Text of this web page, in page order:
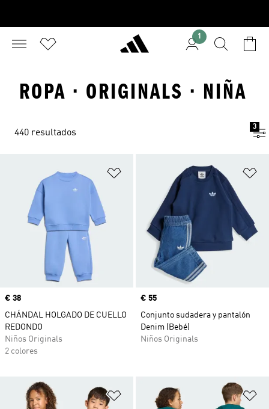
1
ROPA · ORIGINALS · NIÑA
440 resultados
3
Añadir a la lista de deseos
Precio
€ 38
CHÁNDAL HOLGADO DE CUELLO
REDONDO
Niños Originals
2 colores
Precio
€ 55
Conjunto sudadera y pantalón
Denim (Bebé)
Niños Originals
Añadir a la lista de deseos